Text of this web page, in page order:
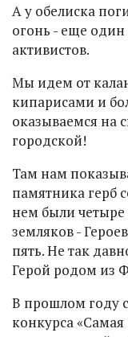
А у обелиска
огонь - еще один
активистов.
Мы идем от
кипарисами и
оказываемся на
городской!
Там нам
памятника герб
нем были четыре
земляков -
пять. Не так
Герой родом из
В прошлом году
конкурса